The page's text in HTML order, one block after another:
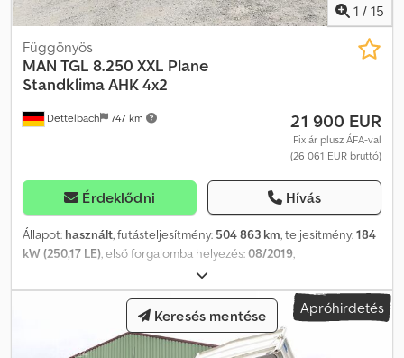
1 / 15
Dettelbach 747 km
Függönyös
MAN TGL 8.250 XXL Plane
Standklima AHK 4x2
21 900 EUR
Fix ár plusz ÁFA-val
(26 061 EUR bruttó)
Érdeklődni Hívás
Állapot: használt, futásteljesítmény: 504 863 km, teljesítmény:184
kW (250,17 LE) , első forgalomba helyezés:08/2019
, tengelytáv:
szín:fehér, vezetőfülke:alvófülke, hajtástípus:automata,
Euro 6 , teljes hossz: 8 250 mm
, teljes
2 550 mm, teljes magasság:3 700 mm, rakodótér
36 m³ , raktér hossza:5 830 mm , rakodótér szélesség:
Apróhirdetés
Keresés mentése